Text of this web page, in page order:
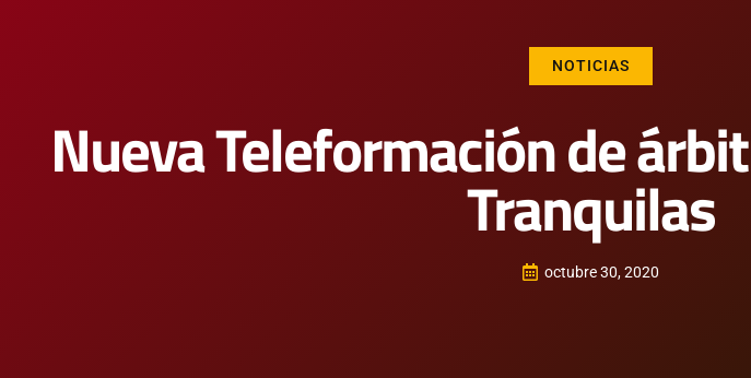
NOTICIAS
Nueva Teleformación de
Tranquilas
octubre 30, 2020